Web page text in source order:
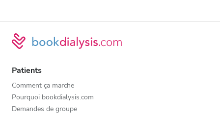
Patients
Comment ça marche
Pourquoi bookdialysis.com
Demandes de groupe